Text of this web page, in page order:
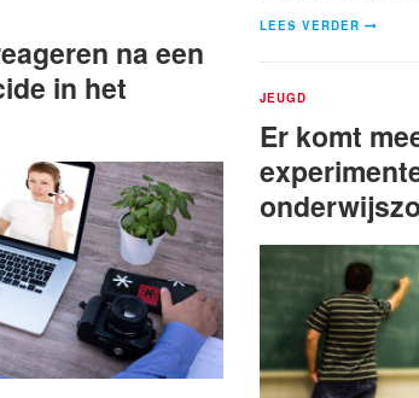
LEES VERDER
na een
in het
JEUGD
Er komt